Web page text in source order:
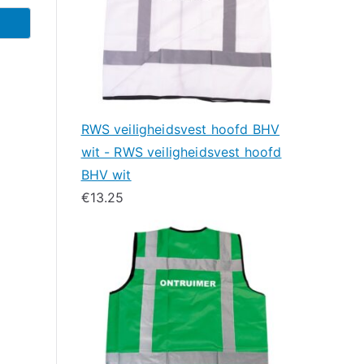
RWS veiligheidsvest hoofd BHV
wit - RWS veiligheidsvest hoofd
BHV wit
€13.25